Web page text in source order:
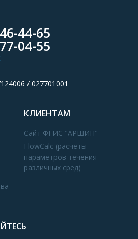
44-65
04-55
/ 027701001
КЛИЕНТАМ
Сайт ФГИС "АРШИН"
FlowCalc (расчеты
параметров течения
различных сред)